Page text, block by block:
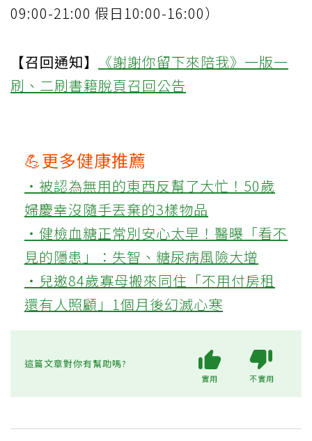
09:00-21:00 假日10:00-16:00）
【召回通知】
《謝謝你留下來陪我》一版一
刷、二刷書籍脫頁召回公告
💪更多健康推薦
‧被認為無用的東西反幫了大忙！50歲
婦慶幸沒隨手丟棄的3樣物品
‧健檢血糖正常別安心太早！醫曝「看不
見的隱患」：失智、糖尿病風險大增
‧兒邀84歲寡母搬來同住「不用付房租
還有人照顧」1個月後幻滅心寒
這篇文章對你有幫助嗎?
實用 不實用